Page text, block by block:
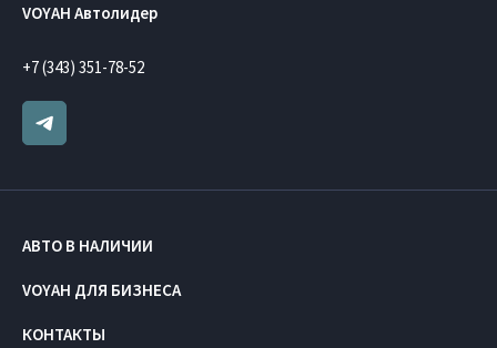
VOYAH Автолидер
+7 (343) 351-78-52
АВТО В НАЛИЧИИ
VOYAH ДЛЯ БИЗНЕСА
КОНТАКТЫ